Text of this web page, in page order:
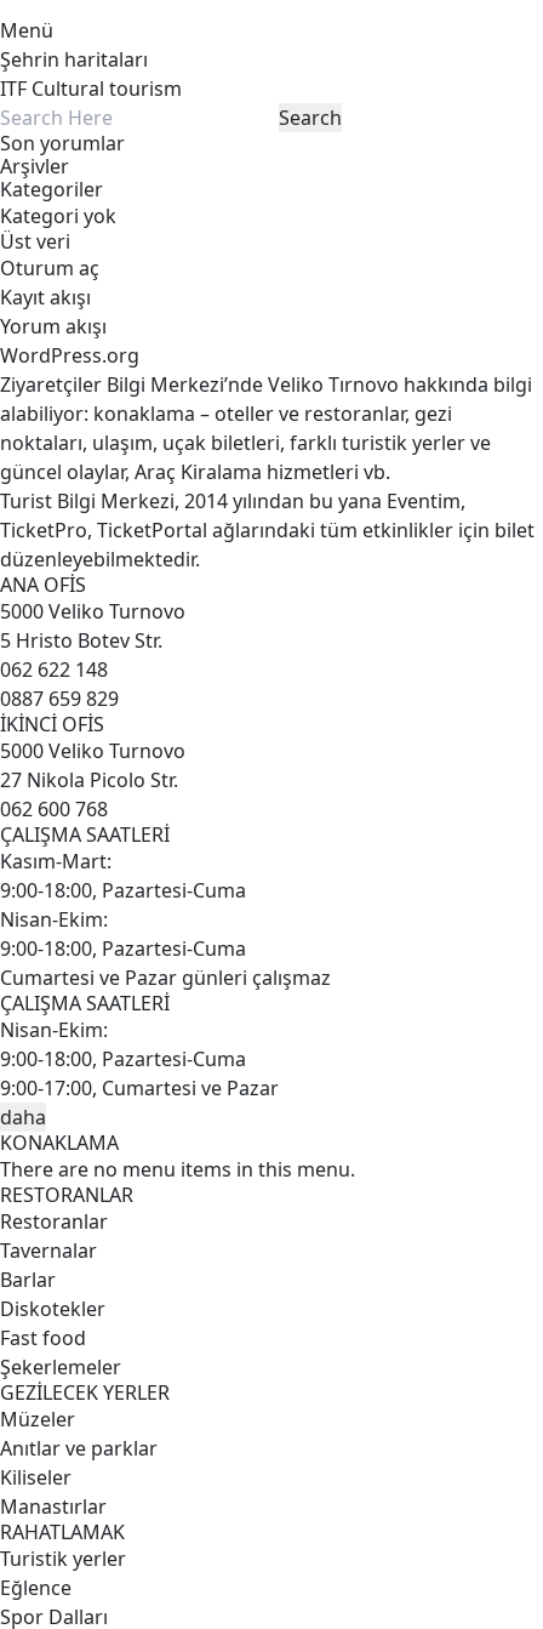
Menü
Şehrin haritaları
ITF Cultural tourism
Son yorumlar
Arşivler
Kategoriler
Kategori yok
Üst veri
Oturum aç
Kayıt akışı
Yorum akışı
WordPress.org
Ziyaretçiler Bilgi Merkezi’nde Veliko Tırnovo hakkında bilgi
alabiliyor: konaklama – oteller ve restoranlar, gezi
noktaları, ulaşım, uçak biletleri, farklı turistik yerler ve
güncel olaylar, Araç Kiralama hizmetleri vb.
Turist Bilgi Merkezi, 2014 yılından bu yana Eventim,
TicketPro, TicketPortal ağlarındaki tüm etkinlikler için bilet
düzenleyebilmektedir.
ANA OFİS
5000 Veliko Turnovo
5 Hristo Botev Str.
062 622 148
0887 659 829
İKİNCİ OFİS
5000 Veliko Turnovo
27 Nikola Picolo Str.
062 600 768
ÇALIŞMA SAATLERİ
Kasım-Mart:
9:00-18:00, Pazartesi-Cuma
Nisan-Ekim:
9:00-18:00, Pazartesi-Cuma
Cumartesi ve Pazar günleri çalışmaz
ÇALIŞMA SAATLERİ
Nisan-Ekim:
9:00-18:00, Pazartesi-Cuma
9:00-17:00, Cumartesi ve Pazar
daha
KONAKLAMA
There are no menu items in this menu.
RESTORANLAR
Restoranlar
Tavernalar
Barlar
Diskotekler
Fast food
Şekerlemeler
GEZİLECEK YERLER
Müzeler
Anıtlar ve parklar
Kiliseler
Manastırlar
RAHATLAMAK
Turistik yerler
Eğlence
Spor Dalları